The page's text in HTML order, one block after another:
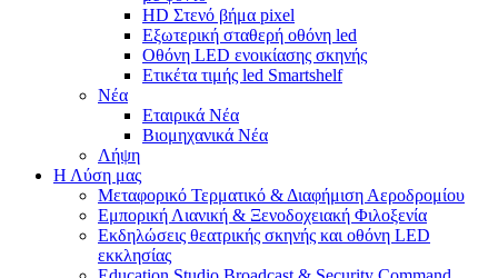
HD Στενό βήμα pixel
Εξωτερική σταθερή οθόνη led
Οθόνη LED ενοικίασης σκηνής
Ετικέτα τιμής led Smartshelf
Νέα
Εταιρικά Νέα
Βιομηχανικά Νέα
Λήψη
Η Λύση μας
Μεταφορικό Τερματικό & Διαφήμιση Αεροδρομίου
Εμπορική Λιανική & Ξενοδοχειακή Φιλοξενία
Εκδηλώσεις θεατρικής σκηνής και οθόνη LED
εκκλησίας